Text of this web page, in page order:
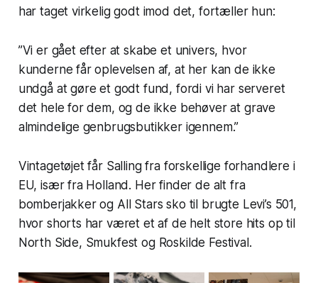
har taget virkelig godt imod det, fortæller hun:
”Vi er gået efter at skabe et univers, hvor
kunderne får oplevelsen af, at her kan de ikke
undgå at gøre et godt fund, fordi vi har serveret
det hele for dem, og de ikke behøver at grave
almindelige genbrugsbutikker igennem.”
Vintagetøjet får Salling fra forskellige forhandlere i
EU, især fra Holland. Her finder de alt fra
bomberjakker og All Stars sko til brugte Levi’s 501,
hvor shorts har været et af de helt store hits op til
North Side, Smukfest og Roskilde Festival.